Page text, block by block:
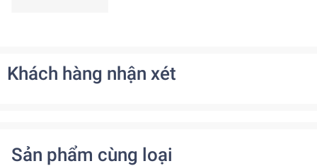
Khách hàng nhận xét
Sản phẩm cùng loại